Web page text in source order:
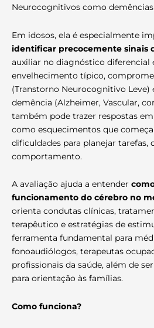
Neurocognitivos como
Em idosos, ela é especialmente
identificar precocemente sinais
auxiliar no diagnóstico diferencial
envelhecimento típico,
(Transtorno Neurocognitivo Leve)
demência (Alzheimer, Vascular,
também pode trazer respostas
como esquecimentos que
dificuldades para planejar tarefas,
comportamento.
A avaliação ajuda a entender
funcionamento do cérebro no
orienta condutas clínicas,
terapêutico e estratégias de
ferramenta fundamental para
fonoaudiólogos, terapeutas
profissionais da saúde, além de
para orientação às famílias.
Como funciona?